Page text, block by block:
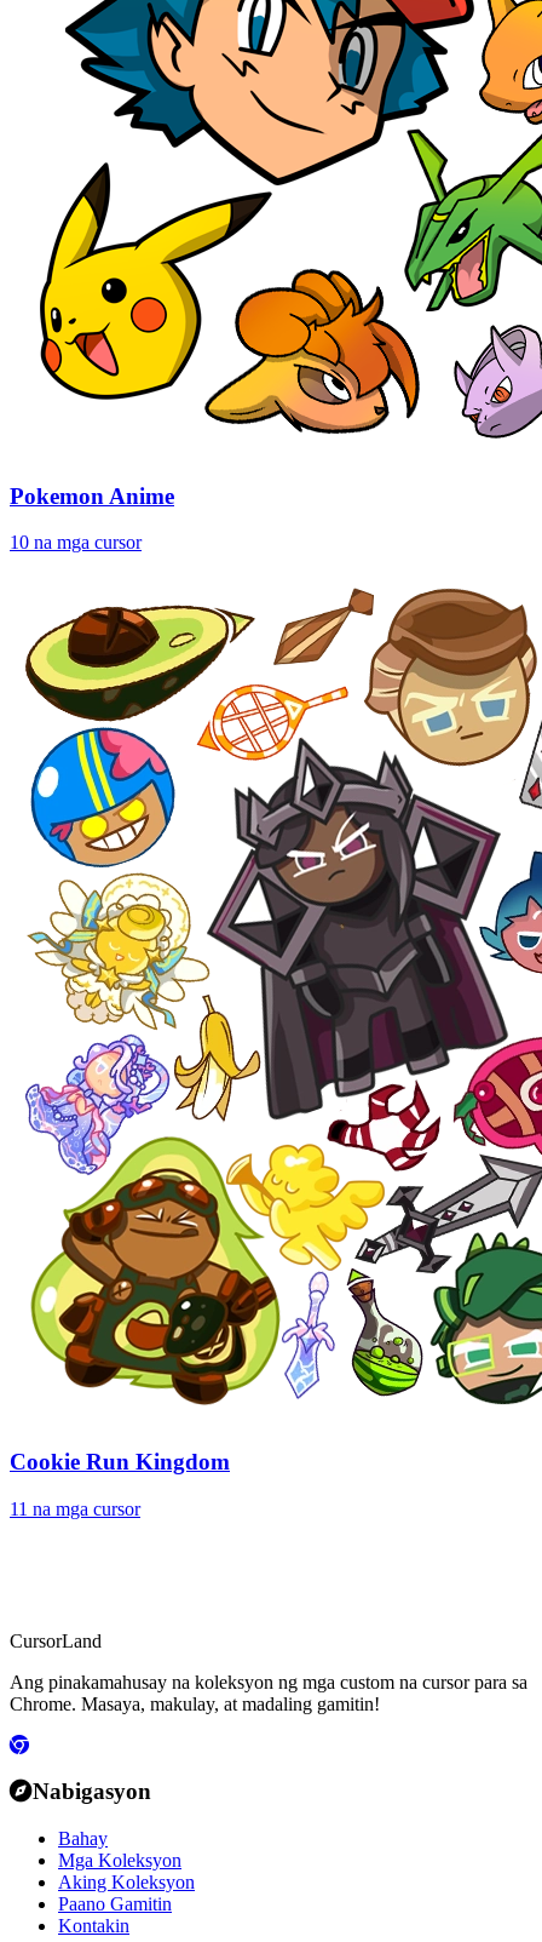
Pokemon Anime
10 na mga cursor
Cookie Run Kingdom
11 na mga cursor
CursorLand
Ang pinakamahusay na koleksyon ng mga custom na cursor para sa
Chrome. Masaya, makulay, at madaling gamitin!
Nabigasyon
Bahay
Mga Koleksyon
Aking Koleksyon
Paano Gamitin
Kontakin